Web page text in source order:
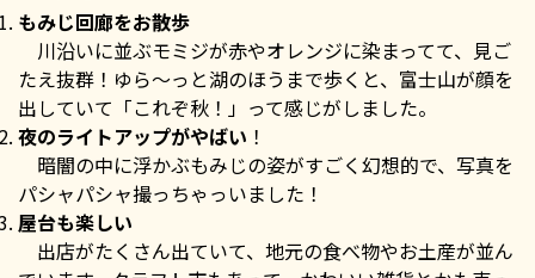
もみじ回廊をお散歩
川沿いに並ぶモミジが赤やオレンジに染まってて、見ご
たえ抜群！ゆら〜っと湖のほうまで歩くと、富士山が顔を
出していて「これぞ秋！」って感じがしました。
夜のライトアップがやばい ！
暗闇の中に浮かぶもみじの姿がすごく幻想的で、写真を
パシャパシャ撮っちゃっいました！
屋台も楽しい
出店がたくさん出ていて、地元の食べ物やお土産が並ん